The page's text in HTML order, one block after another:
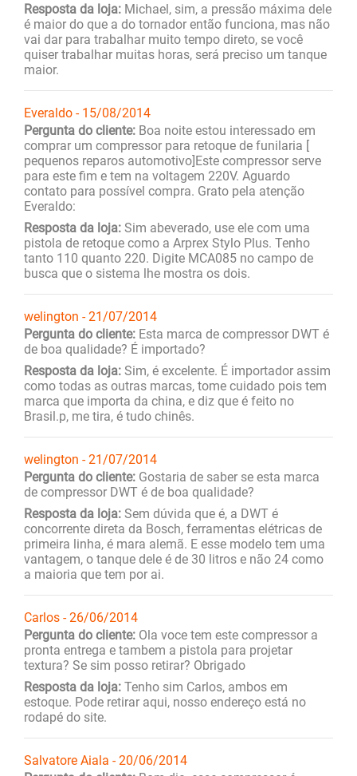
Resposta da loja: Michael, sim, a pressão máxima dele
é maior do que a do tornador então funciona, mas não
vai dar para trabalhar muito tempo direto, se você
quiser trabalhar muitas horas, será preciso um tanque
maior.
Everaldo - 15/08/2014
Pergunta do cliente: Boa noite estou interessado em
comprar um compressor para retoque de funilaria [
pequenos reparos automotivo]Este compressor serve
para este fim e tem na voltagem 220V. Aguardo
contato para possível compra. Grato pela atenção
Everaldo:
Resposta da loja: Sim abeverado, use ele com uma
pistola de retoque como a Arprex Stylo Plus. Tenho
tanto 110 quanto 220. Digite MCA085 no campo de
busca que o sistema lhe mostra os dois.
welington - 21/07/2014
Pergunta do cliente: Esta marca de compressor DWT é
de boa qualidade? É importado?
Resposta da loja: Sim, é excelente. É importador assim
como todas as outras marcas, tome cuidado pois tem
marca que importa da china, e diz que é feito no
Brasil.p, me tira, é tudo chinês.
welington - 21/07/2014
Pergunta do cliente: Gostaria de saber se esta marca
de compressor DWT é de boa qualidade?
Resposta da loja: Sem dúvida que é, a DWT é
concorrente direta da Bosch, ferramentas elétricas de
primeira linha, é mara alemã. E esse modelo tem uma
vantagem, o tanque dele é de 30 litros e não 24 como
a maioria que tem por ai.
Carlos - 26/06/2014
Pergunta do cliente: Ola voce tem este compressor a
pronta entrega e tambem a pistola para projetar
textura? Se sim posso retirar? Obrigado
Resposta da loja: Tenho sim Carlos, ambos em
estoque. Pode retirar aqui, nosso endereço está no
rodapé do site.
Salvatore Aiala - 20/06/2014